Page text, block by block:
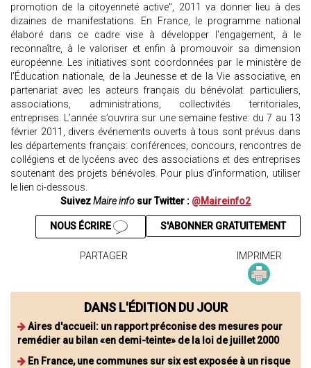
promotion de la citoyenneté active", 2011 va donner lieu à des
dizaines de manifestations. En France, le programme national
élaboré dans ce cadre vise à développer l'engagement, à le
reconnaître, à le valoriser et enfin à promouvoir sa dimension
européenne. Les initiatives sont coordonnées par le ministère de
l’Éducation nationale, de la Jeunesse et de la Vie associative, en
partenariat avec les acteurs français du bénévolat: particuliers,
associations, administrations, collectivités territoriales,
entreprises. L’année s’ouvrira sur une semaine festive: du 7 au 13
février 2011, divers événements ouverts à tous sont prévus dans
les départements français: conférences, concours, rencontres de
collégiens et de lycéens avec des associations et des entreprises
soutenant des projets bénévoles. Pour plus d’information, utiliser
le lien ci-dessous.
SuivezMaire info sur Twitter : @Maireinfo2
S'ABONNER GRATUITEMENT
NOUS ÉCRIRE
PARTAGER IMPRIMER
DANS L'ÉDITION DU JOUR
Aires d'accueil: un rapport préconise des mesures pour
remédier au bilan «en demi-teinte» de la loi de juillet 2000
En France, une communes sur six est exposée à un risque